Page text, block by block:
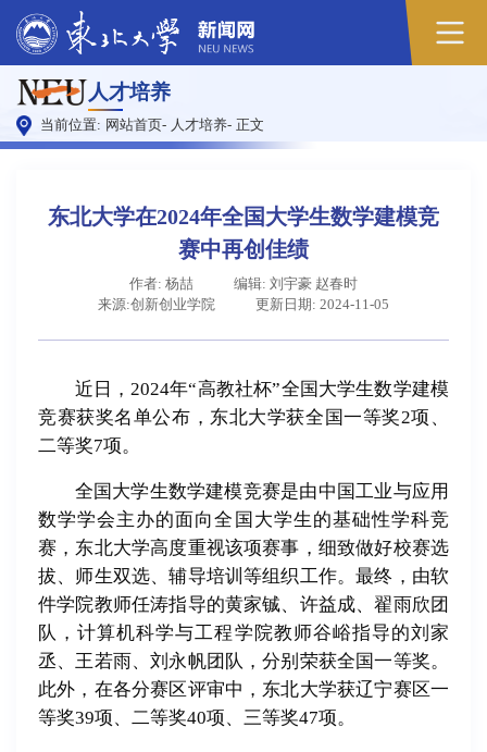
人才培养
当前位置: 网站首页- 人才培养- 正文
东北大学在2024年全国大学生数学建模竞
赛中再创佳绩
作者: 杨喆
编辑: 刘宇豪 赵春时
来源:创新创业学院
更新日期: 2024-11-05
近日，2024年“高教社杯”全国大学生数学建模
竞赛获奖名单公布，东北大学获全国一等奖2项、
二等奖7项。
全国大学生数学建模竞赛是由中国工业与应用
数学学会主办的面向全国大学生的基础性学科竞
赛，东北大学高度重视该项赛事，细致做好校赛选
拔、师生双选、辅导培训等组织工作。最终，由软
件学院教师任涛指导的黄家铖、许益成、翟雨欣团
队，计算机科学与工程学院教师谷峪指导的刘家
丞、王若雨、刘永帆团队，分别荣获全国一等奖。
此外，在各分赛区评审中，东北大学获辽宁赛区一
等奖39项、二等奖40项、三等奖47项。